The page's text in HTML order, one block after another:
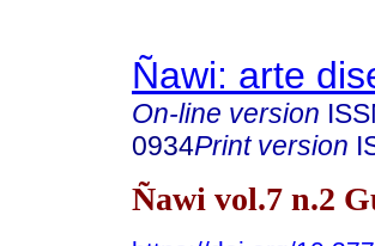
Ñawi: arte
On-line version
0934Print version
Ñawi vol.7 n.2